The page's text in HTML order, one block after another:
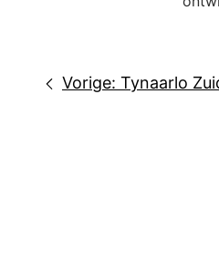
Bericht
Vorige: Tynaarlo